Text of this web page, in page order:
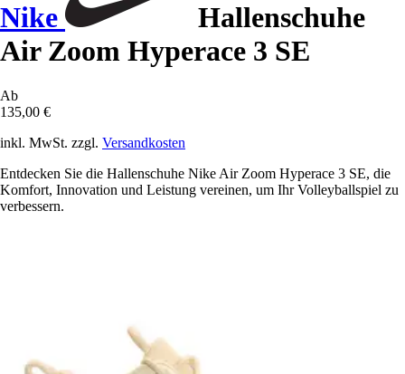
Nike
Hallenschuhe
Air Zoom Hyperace 3 SE
Ab
135,00 €
inkl. MwSt. zzgl. Versandkosten
Entdecken Sie die Hallenschuhe Nike Air Zoom Hyperace 3 SE, die
Komfort, Innovation und Leistung vereinen, um Ihr Volleyballspiel zu
verbessern.